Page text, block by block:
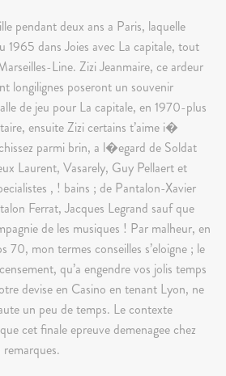
pendant deux ans a Paris, laquelle
1965 dans Joies avec La capitale, tout
Line. Zizi Jeanmaire, ce ardeur
longilignes poseront un souvenir
de jeu pour La capitale, en 1970-plus
ensuite Zizi certains t’aime i�
parmi brin, a l�egard de Soldat
Laurent, Vasarely, Guy Pellaert et
, ! bains ; de Pantalon-Xavier
Ferrat, Jacques Legrand sauf que
de les musiques ! Par malheur, en
70, mon termes conseilles s’eloigne ; le
qu’a engendre vos jolis temps
devise en Casino en tenant Lyon, ne
un peu de temps. Le contexte
cet finale epreuve demenagee chez